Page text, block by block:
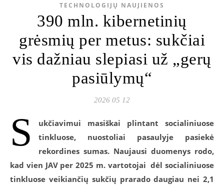
TECHNOLOGIJŲ NAUJIENOS
390 mln. kibernetinių
grėsmių per metus: sukčiai
vis dažniau slepiasi už „gerų
pasiūlymų“
2026 05 12
S
ukčiavimui masiškai plintant socialiniuose
tinkluose, nuostoliai pasaulyje pasiekė
rekordines sumas. Naujausi duomenys rodo,
kad vien JAV per 2025 m. vartotojai dėl socialiniuose
tinkluose veikiančių sukčių prarado daugiau nei 2,1